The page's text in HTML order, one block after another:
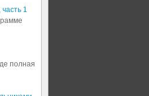
1
полная